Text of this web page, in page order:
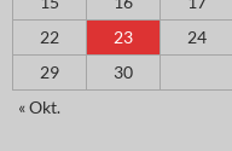
22
23 24
29
30
« Okt.